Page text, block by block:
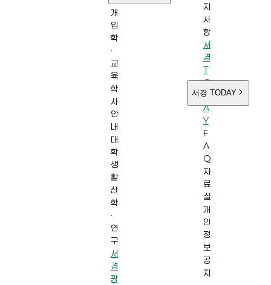
개
입
학
·
교
육
학
사
안
내
대
학
생
활
산
학
·
연
구
서
경
광
지
사
항
서
경
T
O
D
A
Y
F
A
Q
자
료
실
개
인
정
보
공
지
서경 TODAY